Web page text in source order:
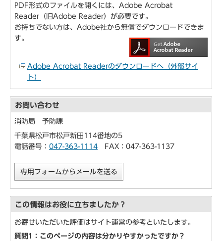
PDF形式のファイルを開くには、Adobe Acrobat
Reader（旧Adobe Reader）が必要です。
お持ちでない方は、Adobe社から無償でダウンロードできま
す。
Adobe Acrobat Readerのダウンロードへ（外部サイ
ト）
お問い合わせ
消防局 予防課
千葉県松戸市松戸新田114番地の5
電話番号： 047-363-1114 FAX：047-363-1137
専用フォームからメールを送る
この情報はお役に立ちましたか？
お寄せいただいた評価はサイト運営の参考といたします。
質問1：このページの内容は分かりやすかったですか？